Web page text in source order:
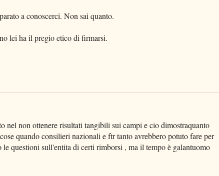
a conoscerci. Non sai quanto.
lei ha il pregio etico di firmarsi.
nel non ottenere risultati tangibili sui campi e cio dimostraquanto
quando consilieri nazionali e ftr tanto avrebbero potuto fare per
questioni sull'entita di certi rimborsi , ma il tempo è galantuomo